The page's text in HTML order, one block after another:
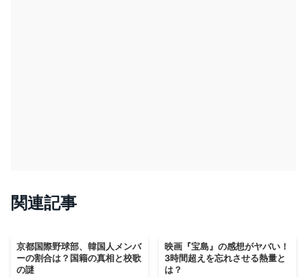
関連記事
京都国際野球部、韓国人メンバ
ーの割合は？国籍の真相と校歌
の謎
映画『宝島』の感想がヤバい！
3時間超えを忘れさせる熱量と
は？